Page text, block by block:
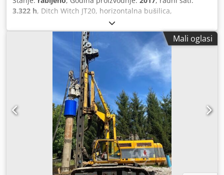
3.322 h, Ditch Witch JT20, horizontalna bušilica,
proizvedena 2017. godine, s 3.322 radna sata! Uključuje
bušilicu i glavu za bušenje! ----* Proizvođač: Ditch Witch *
Tip: JT20 * Godina proizvodnje: 2017 * Godina modela:
2018 * Broj odrađenih radnih sati: približno 3.322 * Zadnji
pregled/servis: veljača 2026. Dkodpfx Ahszq Agrszor *
Njemačka strojna verzija * Uključuje bušilicu (vidi
fotografije) * Uključuje 1 x glavu za bušenje (vidi fotografije)
* Daljinski upravljač * Dostupni su različiti dokumenti o
servisiranju! * Dobra gumena gusjenica * Dobro stanje! *
Video dostupan na zahtjev * Cijena: 79.900 eura, neto +
19% PDV ----Za dodatna pitanja, molimo nazovite: Erik
Kortum: WhatsApp ?Sve informacije bez jamstva i
odgovornosti, pogreške i mogućnost prodaje zadržane. ?
Mali oglasi